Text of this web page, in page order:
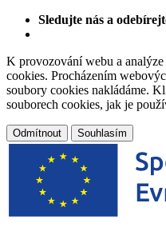
Sledujte nás a
K provozování webu a
cookies. Procházením
soubory cookies nakládáme.
souborech cookies, jak je
Odmítnout Souhlasím